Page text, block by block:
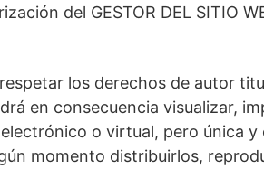
del GESTOR DEL SITIO
los derechos de autor
en consecuencia visualizar,
o virtual, pero única
momento distribuirlos,